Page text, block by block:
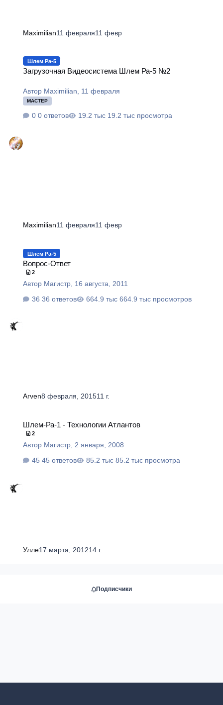
Maximilian11 февраля11 февр
Шлем Ра-5
Загрузочная Видеосистема Шлем Ра-5 №2
Автор Maximilian 11 февраля
МАСТЕР
0 ответов 19.2 тыс просмотра
Maximilian11 февраля11 февр
Шлем Ра-5
Вопрос-Ответ
2
Автор Магистр 16 августа, 2011
36 ответов
664.9 тыс просмотров
Arven8 февраля, 201511 г.
Шлем-Ра-1 - Технологии Атлантов
2
Автор Магистр 2 января, 2008
45 ответов
85.2 тыс просмотра
Улле17 марта, 201214 г.
Подписчики